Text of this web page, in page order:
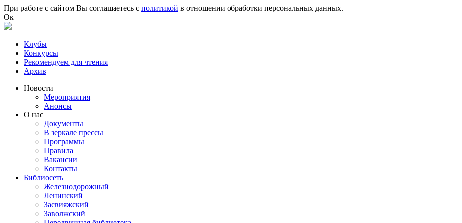
Перейти к основному содержанию
При работе с сайтом Вы соглашаетесь с политикой в отношении обработки персональных данных.
Ок
Клубы
Конкурсы
Рекомендуем для чтения
Архив
Новости
Мероприятия
Анонсы
О нас
Документы
В зеркале прессы
Программы
Правила
Вакансии
Контакты
Библиосеть
Железнодорожный
Ленинский
Засвияжский
Заволжский